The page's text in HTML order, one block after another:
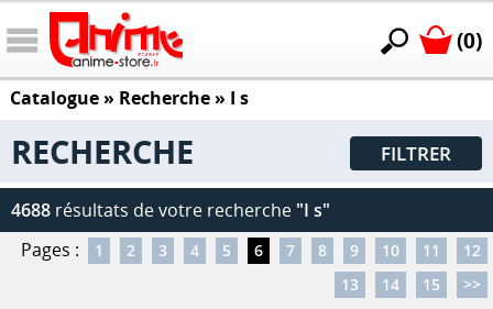
(0)
Catalogue» Recherche » I s
RECHERCHE FILTRER
4688 résultats de votre recherche "I s"
Pages :
1 2 3 4 5 6 7 8 9 10 11
12
13
14 15
>>